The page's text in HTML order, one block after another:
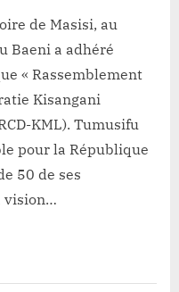
RCD-
de Masisi, au
Baeni a adhéré
« Rassemblement
Kisangani
KML). Tumusifu
pour la République
50 de ses
vision…